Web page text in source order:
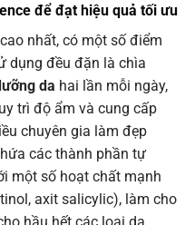
để đạt hiệu quả tối ưu
nhất, có một số điểm
dụng đều đặn là chìa
da hai lần mỗi ngày,
trì độ ẩm và cung cấp
chuyên gia làm đẹp
các thành phần tự
một số hoạt chất mạnh
axit salicylic), làm cho